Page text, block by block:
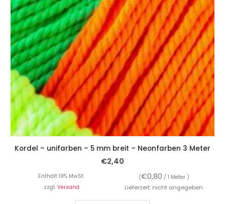
Kordel – unifarben – 5 mm breit – Neonfarben 3 Meter
€2,40
Enthält 19% MwSt. (€0,80 / 1 Meter )
zzgl. Versand Lieferzeit: nicht angegeben